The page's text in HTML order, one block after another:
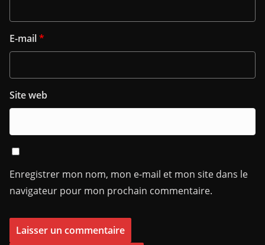
E-mail*
Site web
Enregistrer mon nom, mon e-mail et mon site dans le
navigateur pour mon prochain commentaire.